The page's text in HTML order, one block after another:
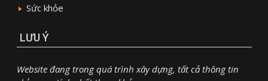
Sức khỏe
LƯU Ý
Website đang trong quá trình xây dựng, tất cả thông tin